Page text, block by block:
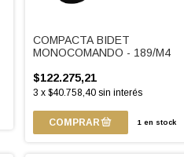
COMPACTA BIDET
MONOCOMANDO - 189/M4
$122.275,21
3 x $40.758,40 sin interés
1en stock